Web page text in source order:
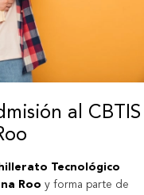
al CBTIS
Tecnológico
Roo y forma parte de